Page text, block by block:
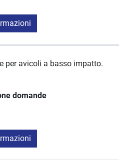
per avicoli a basso impatto.
domande